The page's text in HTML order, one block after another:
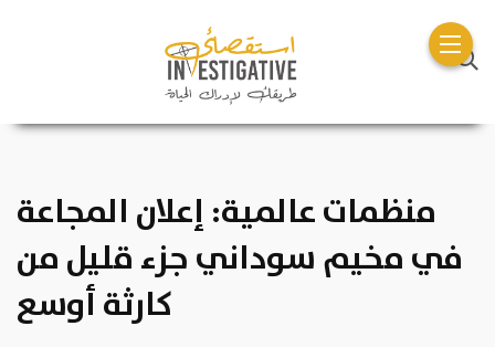
منظمات عالمية: إعلان المجاعة
في مخيم سوداني جزء قليل من
كارثة أوسع